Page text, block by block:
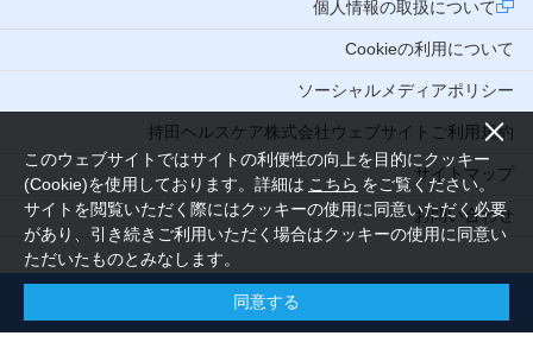
このウェブサイトではサイトの利便性の向上を目的にクッキー
(Cookie)を使用しております。詳細は こちら をご覧ください。
サイトを閲覧いただく際にはクッキーの使用に同意いただく必要
があり、引き続きご利用いただく場合はクッキーの使用に同意い
ただいたものとみなします。
同意する
個人情報の取扱について
Cookieの利用について
ソーシャルメディアポリシー
持田ヘルスケア株式会社ウェブサイトご利用規約
サイトマップ
お問い合わせ
Copyright (C) 2016 MOCHIDA HEALTHCARE CO., LTD. Tokyo Japan. All Rights Reserved.